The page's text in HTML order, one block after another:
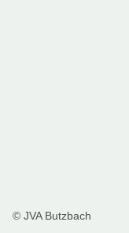
© JVA Butzbach